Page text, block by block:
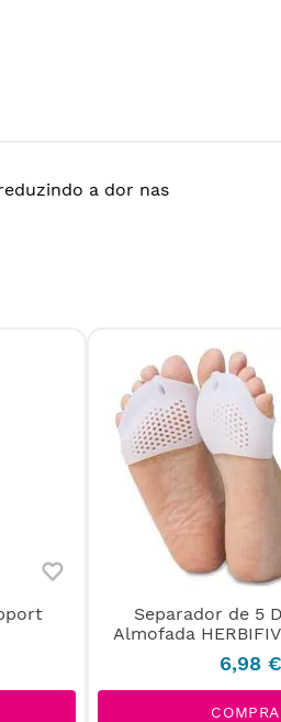
a dor nas
Separador de 5
Almofada
6,98 €